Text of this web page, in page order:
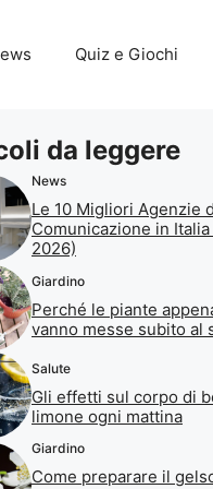
Quiz e Giochi
da leggere
News
Le 10 Migliori Agenzie
Comunicazione in
2026)
Giardino
Perché le piante
vanno messe subito al
Salute
Gli effetti sul corpo di
limone ogni mattina
Giardino
Come preparare il